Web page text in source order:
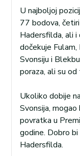
U najboljoj
77 bodova,
Hadersfilda, ali i
dočekuje
Svonsiju i
poraza, ali su
Ukoliko dobije
Svonsija,
povratka u
godine. Dobro
Hadersfilda.